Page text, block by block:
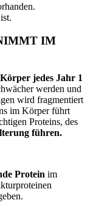
IM
jedes Jahr 1
werden und
wird fragmentiert
im Körper führt
Proteins, des
führen.
Protein im